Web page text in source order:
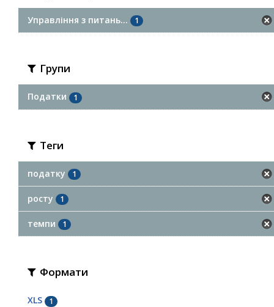
Управління з питань... 1
Групи
Податки 1
Теги
податку 1
росту 1
темпи 1
Формати
XLS 1